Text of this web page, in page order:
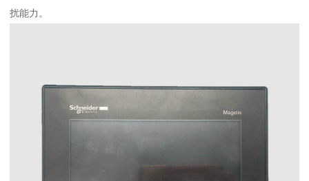
扰能力。